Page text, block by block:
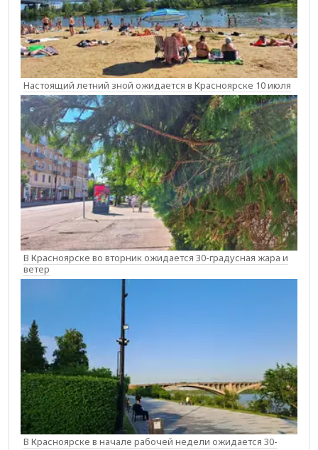
Настоящий летний зной ожидается в Красноярске 10 июля
В Красноярске во вторник ожидается 30-градусная жара и
ветер
В Красноярске в начале рабочей недели ожидается 30-